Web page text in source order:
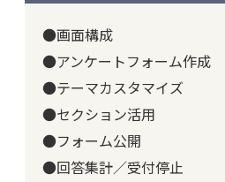
●画面構成
●アンケートフォーム作成
●テーマカスタマイズ
●セクション活用
●フォーム公開
●回答集計／受付停止